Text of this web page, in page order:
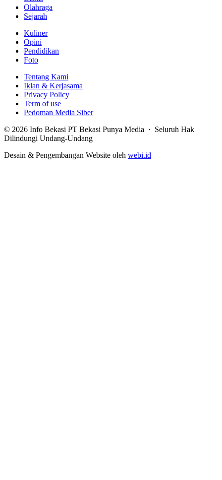
Olahraga
Sejarah
Kuliner
Opini
Pendidikan
Foto
Tentang Kami
Iklan & Kerjasama
Privacy Policy
Term of use
Pedoman Media Siber
© 2026 Info Bekasi PT Bekasi Punya Media · Seluruh Hak
Dilindungi Undang-Undang
Desain & Pengembangan Website oleh webi.id